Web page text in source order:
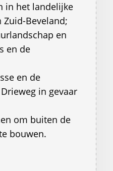
in het landelijke
Zuid-Beveland;
en
en de
en de
in gevaar
om buiten de
bouwen.